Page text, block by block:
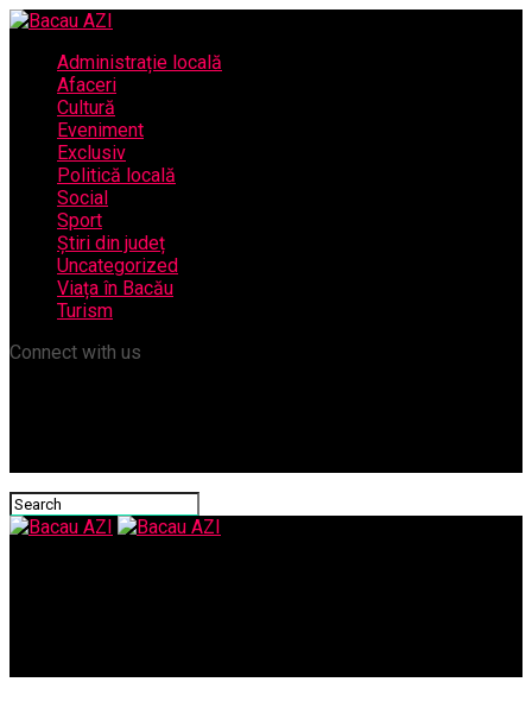
Administrație locală
Afaceri
Cultură
Eveniment
Exclusiv
Politică locală
Social
Sport
Știri din județ
Uncategorized
Viața în Bacău
Turism
Connect with us